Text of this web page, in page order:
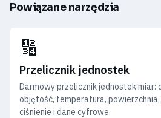
Powiązane narzędzia
🔢
Przelicznik jednostek
Darmowy przelicznik jednostek miar:
objętość, temperatura,
ciśnienie i dane cyfrowe.